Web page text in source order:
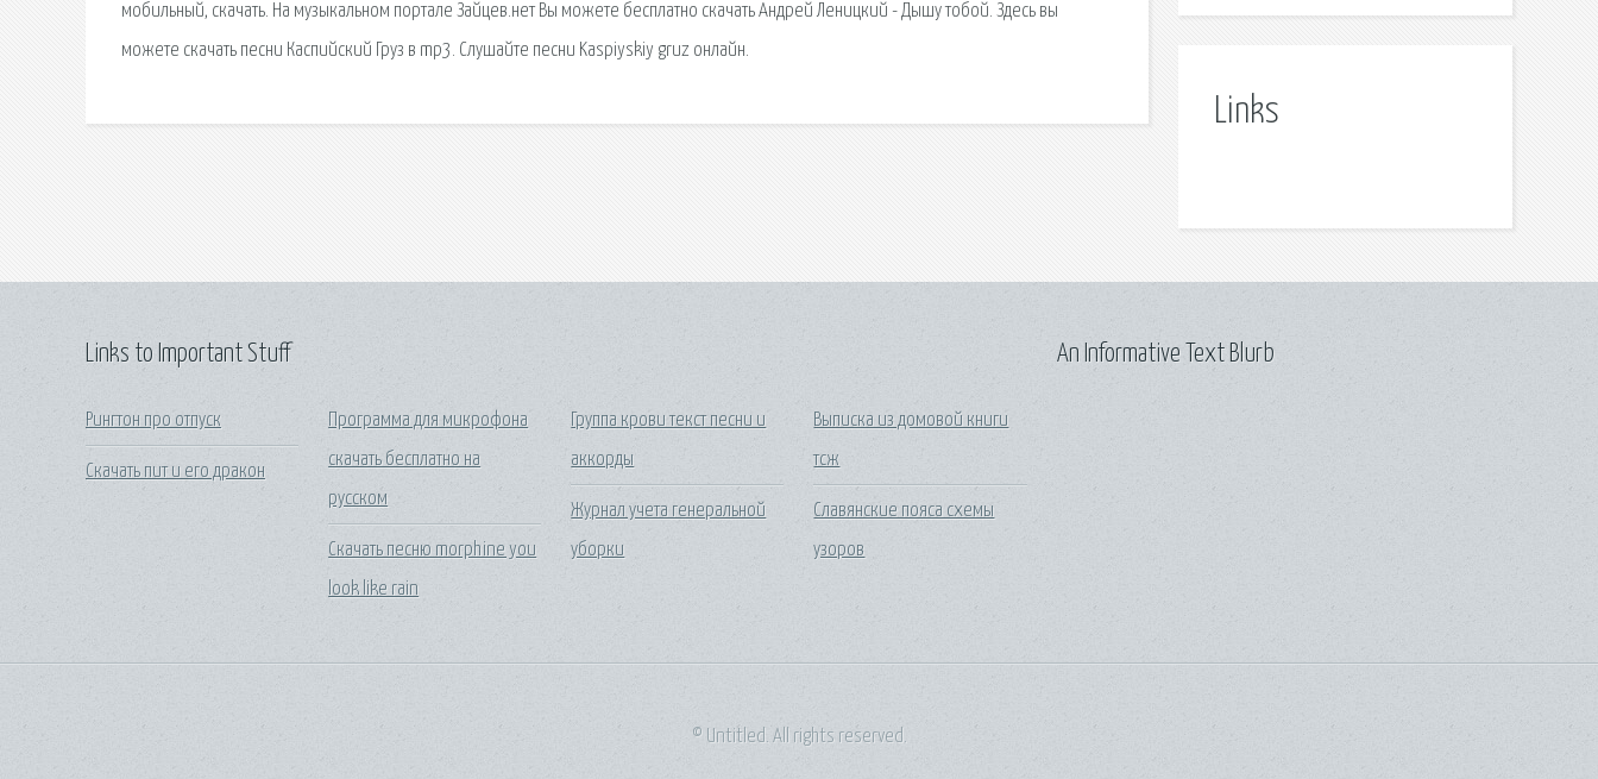
мобильный, скачать. На музыкальном портале Зайцев.нет Вы можете бесплатно скачать Андрей Леницкий - Дышу тобой. Здесь вы
можете скачать песни Каспийский Груз в mp3. Слушайте песни Kaspiyskiy gruz онлайн.
Links
Links to Important Stuff
Рингтон про отпуск
Скачать пит и его дракон
Программа для микрофона
скачать бесплатно на
русском
Скачать песню morphine you
look like rain
Группа крови текст песни и
аккорды
Журнал учета генеральной
уборки
Выписка из домовой книги
тсж
Славянские пояса схемы
узоров
An Informative Text Blurb
© Untitled. All rights reserved.